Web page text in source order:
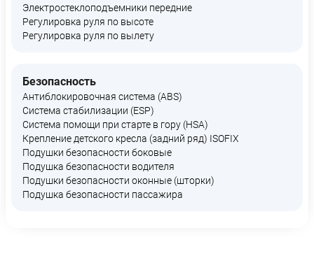
Электростеклоподъемники передние
Регулировка руля по высоте
Регулировка руля по вылету
Безопасность
Антиблокировочная система (ABS)
Система стабилизации (ESP)
Система помощи при старте в гору (HSA)
Крепление детского кресла (задний ряд) ISOFIX
Подушки безопасности боковые
Подушка безопасности водителя
Подушки безопасности оконные (шторки)
Подушка безопасности пассажира